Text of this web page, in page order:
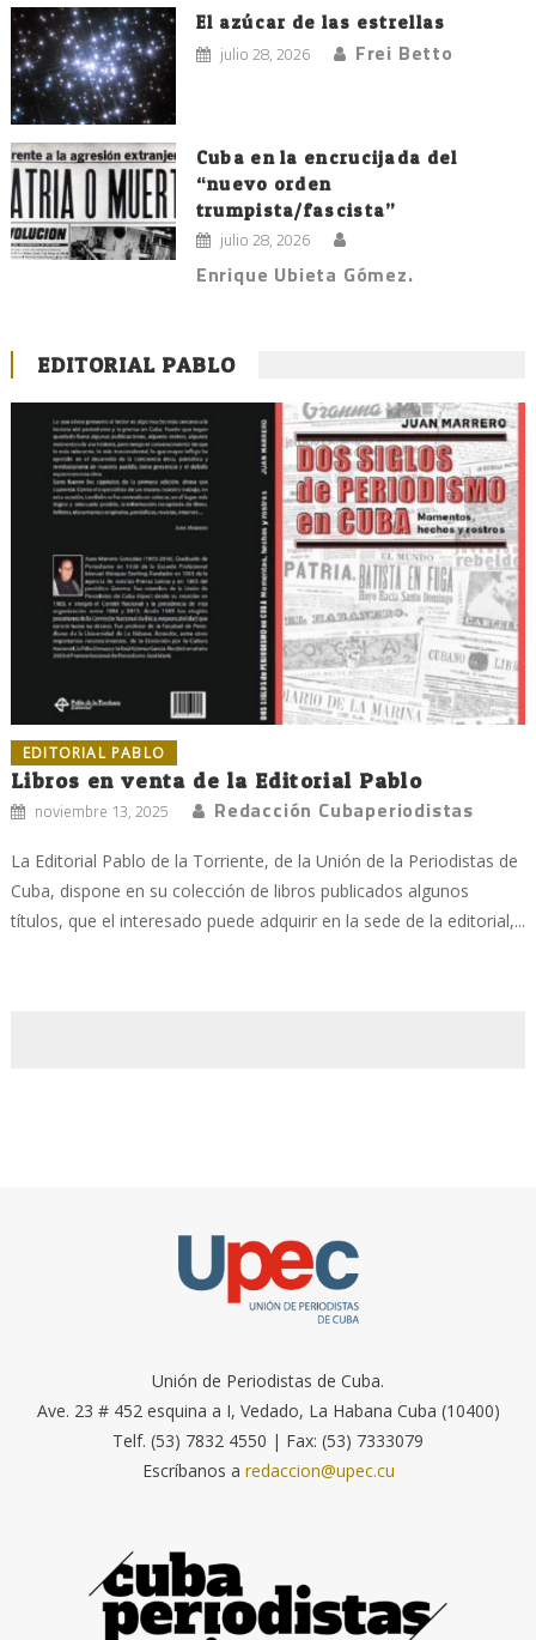
El azúcar de las estrellas
julio 28, 2026 Frei Betto
Cuba en la encrucijada del
“nuevo orden
trumpista/fascista”
julio 28, 2026
Enrique Ubieta Gómez.
EDITORIAL PABLO
EDITORIAL PABLO
Libros en venta de la Editorial Pablo
noviembre 13, 2025 Redacción Cubaperiodistas
La Editorial Pablo de la Torriente, de la Unión de la Periodistas de
Cuba, dispone en su colección de libros publicados algunos
títulos, que el interesado puede adquirir en la sede de la editorial,...
Unión de Periodistas de Cuba.
Ave. 23 # 452 esquina a I, Vedado, La Habana Cuba (10400)
Telf. (53) 7832 4550 | Fax: (53) 7333079
Escríbanos a redaccion@upec.cu